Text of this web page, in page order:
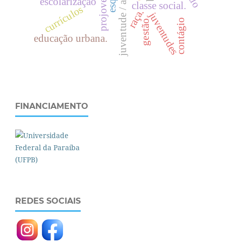
currículos
educação urbana.
classe social.
raça.gestãojuventudescontágio
FINANCIAMENTO
REDES SOCIAIS